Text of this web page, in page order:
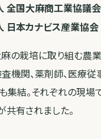
全国大麻商工業協議会
日本カナビス産業協会
の栽培に取り組む農
機関、薬剤師、医療従
集結。それぞれの現場
共有されました。